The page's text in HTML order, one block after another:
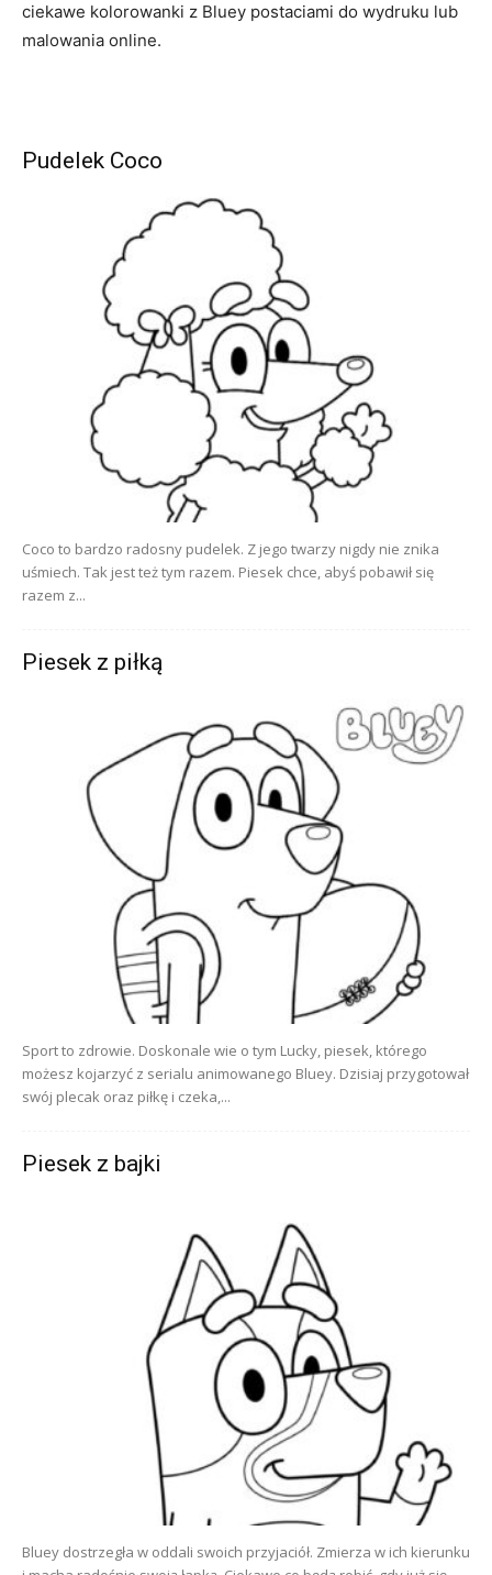
ciekawe kolorowanki z Bluey postaciami do wydruku lub
malowania online.
Pudelek Coco
Coco to bardzo radosny pudelek. Z jego twarzy nigdy nie znika
uśmiech. Tak jest też tym razem. Piesek chce, abyś pobawił się
razem z...
Piesek z piłką
Sport to zdrowie. Doskonale wie o tym Lucky, piesek, którego
możesz kojarzyć z serialu animowanego Bluey. Dzisiaj przygotował
swój plecak oraz piłkę i czeka,...
Piesek z bajki
Bluey dostrzegła w oddali swoich przyjaciół. Zmierza w ich kierunku